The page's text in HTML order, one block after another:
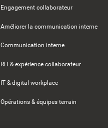
Engagement collaborateur
Améliorer la communication interne
Communication interne
RH & expérience collaborateur
IT & digital workplace
Opérations & équipes terrain